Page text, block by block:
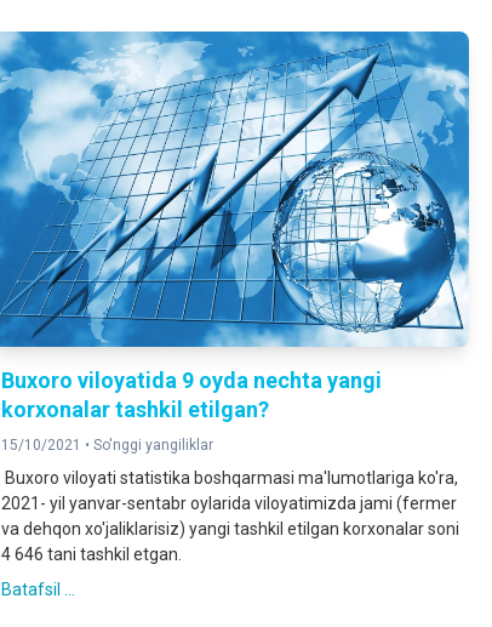
Buxoro viloyatida 9 oyda nechta yangi
korxonalar tashkil etilgan?
15/10/2021 • So'nggi yangiliklar
Buxoro viloyati statistika boshqarmasi ma'lumotlariga ko'ra,
2021- yil yanvar-sentabr oylarida viloyatimizda jami (fermer
va dehqon xo'jaliklarisiz) yangi tashkil etilgan korxonalar soni
4 646 tani tashkil etgan.
Batafsil ...